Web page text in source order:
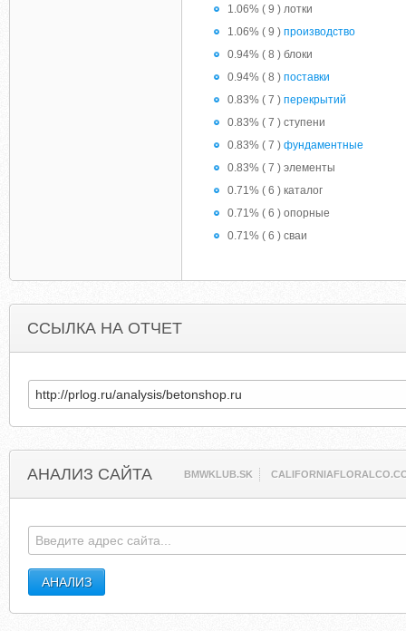
1.06% ( 9 ) лотки
1.06% ( 9 ) производство
0.94% ( 8 ) блоки
0.94% ( 8 ) поставки
0.83% ( 7 ) перекрытий
0.83% ( 7 ) ступени
0.83% ( 7 ) фундаментные
0.83% ( 7 ) элементы
0.71% ( 6 ) каталог
0.71% ( 6 ) опорные
0.71% ( 6 ) сваи
ССЫЛКА НА ОТЧЕТ
АНАЛИЗ САЙТА BMWKLUB.SK